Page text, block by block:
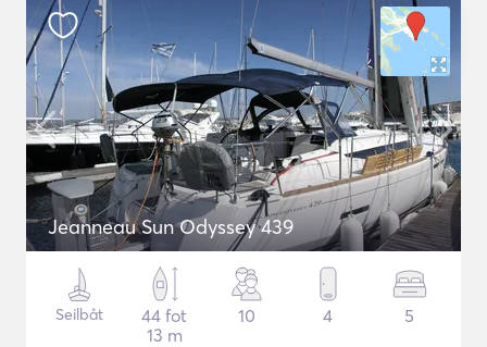
Jeanneau Sun Odyssey 439
Seilbåt
44 fot
13 m
10 4 5